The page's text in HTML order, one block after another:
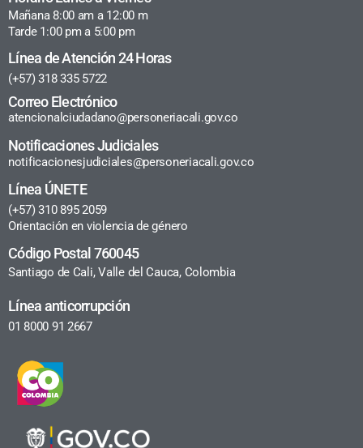
Mañana 8:00 am a 12:00 m
Tarde 1:00 pm a 5:00 pm
Línea de Atención 24 Horas
(+57) 318 335 5722
Correo Electrónico
atencionalciudadano@personeriacali.gov.co
Notificaciones Judiciales
notificacionesjudiciales@personeriacali.gov.co
Línea ÚNETE
(+57) 310 895 2059
Orientación en violencia de género
Código Postal 760045
Santiago de Cali, Valle del Cauca, Colombia
Línea anticorrupción
01 8000 91 2667